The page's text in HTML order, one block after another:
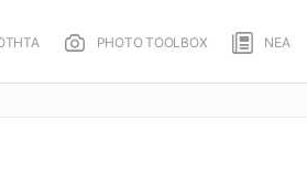
PHOTO TOOLBOX ΝΕΑ